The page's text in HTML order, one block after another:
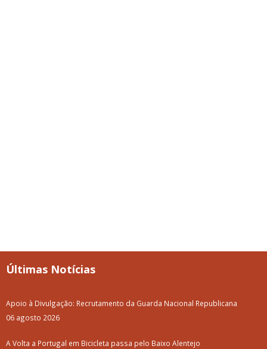
Últimas Notícias
Apoio à Divulgação: Recrutamento da Guarda Nacional Republicana
06 agosto 2026
A Volta a Portugal em Bicicleta passa pelo Baixo Alentejo